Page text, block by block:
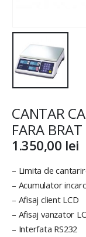
CANTAR
FARA BRAT
1.350,00 lei
– Limita de
– Acumulator
– Afisaj client LCD
– Afisaj vanzator
– Interfata RS232